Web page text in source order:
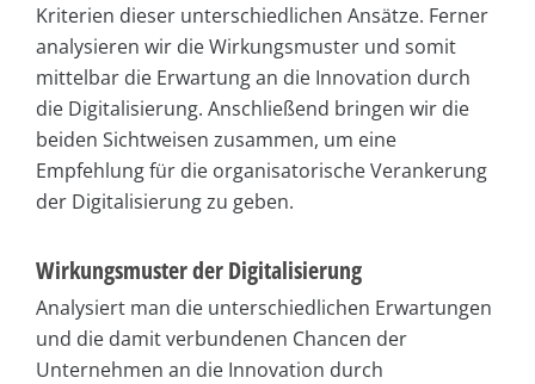
Kriterien dieser unterschiedlichen Ansätze. Ferner
analysieren wir die Wirkungsmuster und somit
mittelbar die Erwartung an die Innovation durch
die Digitalisierung. Anschließend bringen wir die
beiden Sichtweisen zusammen, um eine
Empfehlung für die organisatorische Verankerung
der Digitalisierung zu geben.
Wirkungsmuster der Digitalisierung
Analysiert man die unterschiedlichen Erwartungen
und die damit verbundenen Chancen der
Unternehmen an die Innovation durch